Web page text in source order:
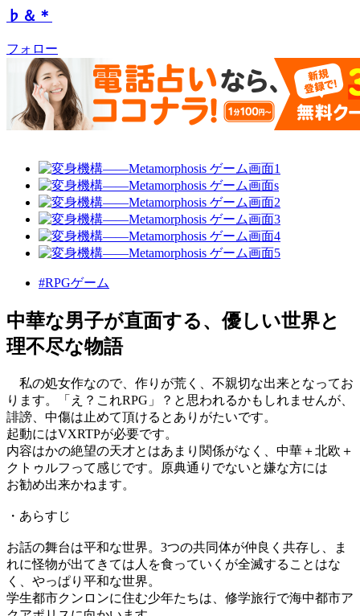
♭＆＊
フォロー
#RPGゲーム
中華な男子が直面する、優しい世界と
理不尽な物語
私の処女作なので、作りが荒く、不親切な出来となってお
ります。「え？これRPG」？と思われるかもしれませんが、
誹謗、中傷は止めて頂けるとありがたいです。
起動にはVXRTPが必要です。
内容はかの絶望の天才とはあまり関係がなく、中華＋北欧＋
クトゥルフって感じです。原典通りでないと嫌な方には
お勧め出来かねます。
・あらすじ
お話の舞台は平和な世界。3つの共同体が仲良く共存し、ま
れに怪物が出てきては人を食っていくが全滅することはな
く、やっぱり平和な世界。
学生都市クンロンに住む少年たちは、修学旅行で海中都市ア